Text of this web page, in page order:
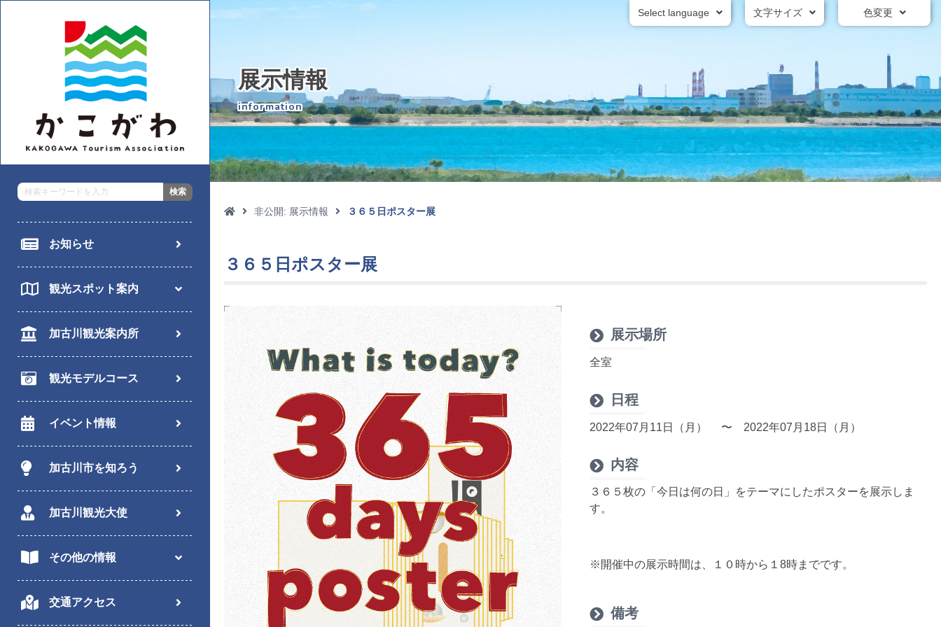
Select language 文字サイズ 色変更
展示情報
information
お知らせ
観光スポット案内
加古川観光案内所
観光モデルコース
イベント情報
加古川市を知ろう
加古川観光大使
その他の情報
交通アクセス
 非公開: 展示情報 ３６５日ポスター展
３６５日ポスター展
展示場所
全室
日程
2022年07月11日（月） 〜 2022年07月18日（月）
内容
３６５枚の「今日は何の日」をテーマにしたポスターを展示しま
す。
※開催中の展示時間は、１０時から１8時までです。
備考